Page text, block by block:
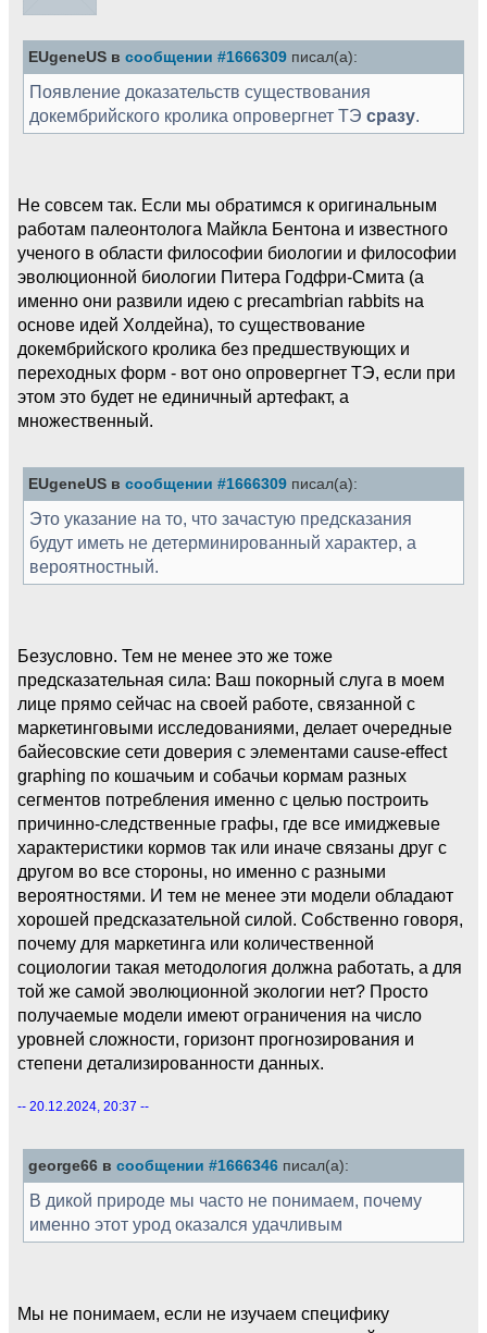
EUgeneUS в сообщении #1666309 писал(а):
Появление доказательств существования
докембрийского кролика опровергнет ТЭ сразу.
Не совсем так. Если мы обратимся к оригинальным
работам палеонтолога Майкла Бентона и известного
ученого в области философии биологии и философии
эволюционной биологии Питера Годфри-Смита (а
именно они развили идею с precambrian rabbits на
основе идей Холдейна), то существование
докембрийского кролика без предшествующих и
переходных форм - вот оно опровергнет ТЭ, если при
этом это будет не единичный артефакт, а
множественный.
EUgeneUS в сообщении #1666309 писал(а):
Это указание на то, что зачастую предсказания
будут иметь не детерминированный характер, а
вероятностный.
Безусловно. Тем не менее это же тоже
предсказательная сила: Ваш покорный слуга в моем
лице прямо сейчас на своей работе, связанной с
маркетинговыми исследованиями, делает очередные
байесовские сети доверия с элементами cause-effect
graphing по кошачьим и собачьи кормам разных
сегментов потребления именно с целью построить
причинно-следственные графы, где все имиджевые
характеристики кормов так или иначе связаны друг с
другом во все стороны, но именно с разными
вероятностями. И тем не менее эти модели обладают
хорошей предсказательной силой. Собственно говоря,
почему для маркетинга или количественной
социологии такая методология должна работать, а для
той же самой эволюционной экологии нет? Просто
получаемые модели имеют ограничения на число
уровней сложности, горизонт прогнозирования и
степени детализированности данных.
-- 20.12.2024, 20:37 --
george66 в сообщении #1666346 писал(а):
В дикой природе мы часто не понимаем, почему
именно этот урод оказался удачливым
Мы не понимаем, если не изучаем специфику